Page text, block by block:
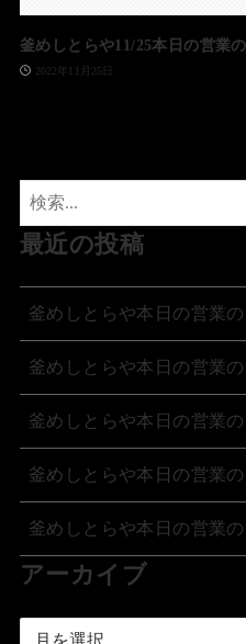
釜めしとらや11/25本日の営業
2022年11月25日
最近の投稿
釜めしとらや本日の営業
釜めしとらや本日の営業
釜めしとらや本日の営業
釜めしとらや本日の営業
釜めしとらや本日の営業
アーカイブ